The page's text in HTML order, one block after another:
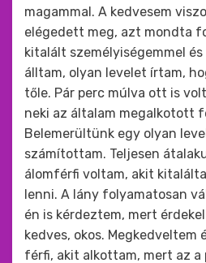
magammal. A kedvesem
elégedett meg, azt mondta
kitalált személyiségemmel és
álltam, olyan levelet írtam,
tőle. Pár perc múlva ott is
neki az általam megalkotott
Belemerültünk egy olyan
számítottam. Teljesen
álomférfi voltam, akit
lenni. A lány folyamatosan
én is kérdeztem, mert
kedves, okos. Megkedveltem
férfi, akit alkottam, mert az